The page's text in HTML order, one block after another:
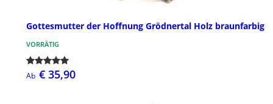
Gottesmutter der Hoffnung Grödnertal Holz braunfarbig
VORRÄTIG
Ab € 35,90